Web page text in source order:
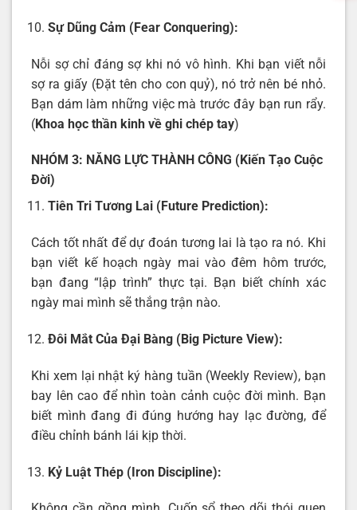
Sự Dũng Cảm (Fear Conquering):
Nỗi sợ chỉ đáng sợ khi nó vô hình. Khi bạn viết nỗi
sợ ra giấy (Đặt tên cho con quỷ), nó trở nên bé nhỏ.
Bạn dám làm những việc mà trước đây bạn run rẩy.
(Khoa học thần kinh về ghi chép tay)
NHÓM 3: NĂNG LỰC THÀNH CÔNG (Kiến Tạo Cuộc
Đời)
Tiên Tri Tương Lai (Future Prediction):
Cách tốt nhất để dự đoán tương lai là tạo ra nó. Khi
bạn viết kế hoạch ngày mai vào đêm hôm trước,
bạn đang “lập trình” thực tại. Bạn biết chính xác
ngày mai mình sẽ thắng trận nào.
Đôi Mắt Của Đại Bàng (Big Picture View):
Khi xem lại nhật ký hàng tuần (Weekly Review), bạn
bay lên cao để nhìn toàn cảnh cuộc đời mình. Bạn
biết mình đang đi đúng hướng hay lạc đường, để
điều chỉnh bánh lái kịp thời.
Kỷ Luật Thép (Iron Discipline):